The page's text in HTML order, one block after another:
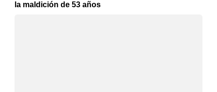
la maldición de 53 años